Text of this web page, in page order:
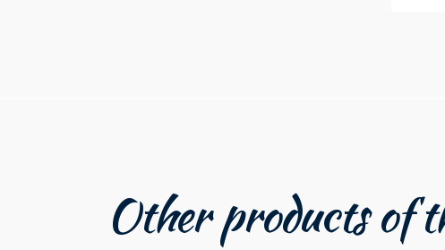
Other products of